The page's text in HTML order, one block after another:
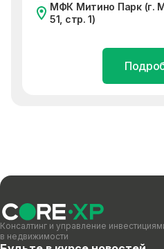
МФК Митино Парк (г.
51, стр. 1)
Консалтинг и управление
в недвижимости